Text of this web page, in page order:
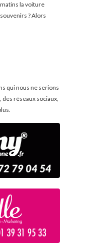
la voiture
? Alors
qui nous ne serions
des réseaux sociaux,